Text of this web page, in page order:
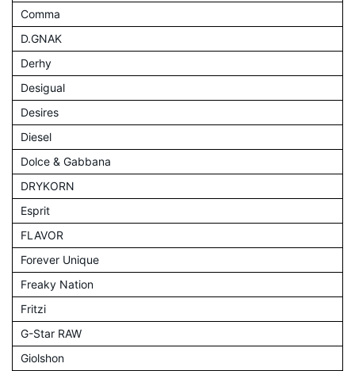
Comma
D.GNAK
Derhy
Desigual
Desires
Diesel
Dolce & Gabbana
DRYKORN
Esprit
FLAVOR
Forever Unique
Freaky Nation
Fritzi
G-Star RAW
Giolshon